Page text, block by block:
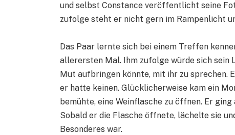
und selbst Constance veröffentlicht seine
zufolge steht er nicht gern im Rampenlicht
Das Paar lernte sich bei einem Treffen
allerersten Mal. Ihm zufolge würde sich sein
Mut aufbringen könnte, mit ihr zu sprechen.
er hatte keinen. Glücklicherweise kam ein
bemühte, eine Weinflasche zu öffnen. Er
Sobald er die Flasche öffnete, lächelte sie
Besonderes war.